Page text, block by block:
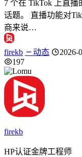
7 个在 TikTok 上直
话题。 直播功能对
商来说…
firekb 动态
2026-
197
firekb
HP认证金牌工程师